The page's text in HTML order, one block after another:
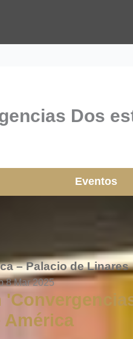
Dos
Eventos
– Palacio de Linares
8 Mar 2025
América